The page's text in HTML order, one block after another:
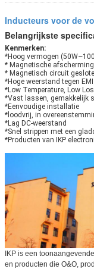
Inducteurs voor de
Belangrijkste
Kenmerken:
*Hoog vermogen
* Magnetische
* Magnetisch circuit
*Hoge weerstand tegen EMI
*Low Temperature, Low
*Vast lassen, gemakkelijk
*Eenvoudige installatie
*loodvrij, in
*Lag DC-weerstand
*Snel strippen met een
*Producten van IKP
IKP is een
en producten die O&O,